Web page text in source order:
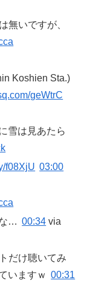
無いですが、
Koshien Sta.)
geWtrC
雪は見あたら
f08XjU 03:00
… 00:34 via
だけ聴いてみ
いますｗ 00:31